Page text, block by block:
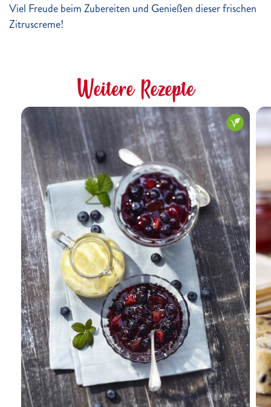
Viel Freude beim Zubereiten und Genießen dieser frischen
Zitruscreme!
Weitere Rezepte